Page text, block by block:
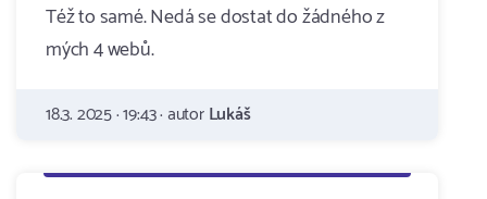
Též to samé. Nedá se dostat do žádného z
mých 4 webů.
18.3. 2025 · 19:43 · autorLukáš